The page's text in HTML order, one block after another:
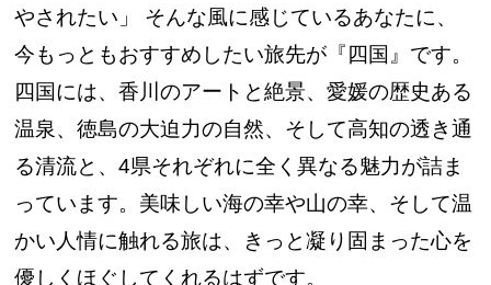
やされたい」 そんな風に感じているあなたに、
今もっともおすすめしたい旅先が『四国』です。
四国には、香川のアートと絶景、愛媛の歴史ある
温泉、徳島の大迫力の自然、そして高知の透き通
る清流と、4県それぞれに全く異なる魅力が詰ま
っています。美味しい海の幸や山の幸、そして温
かい人情に触れる旅は、きっと凝り固まった心を
優しくほぐしてくれるはずです。